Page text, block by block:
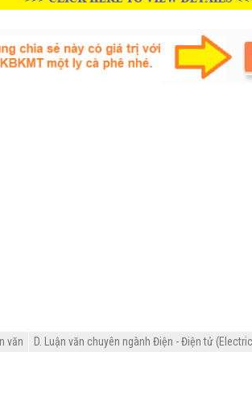
văn D. Luận văn chuyên ngành Điện - Điện tử